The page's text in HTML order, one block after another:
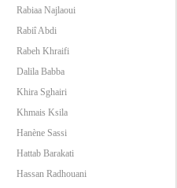
Rabiaa Najlaoui
Rabiî Abdi
Rabeh Khraifi
Dalila Babba
Khira Sghairi
Khmais Ksila
Hanène Sassi
Hattab Barakati
Hassan Radhouani